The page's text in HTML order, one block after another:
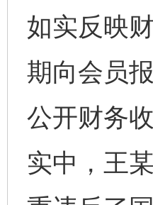
如实反映
期向会员
公开财务
实中，王